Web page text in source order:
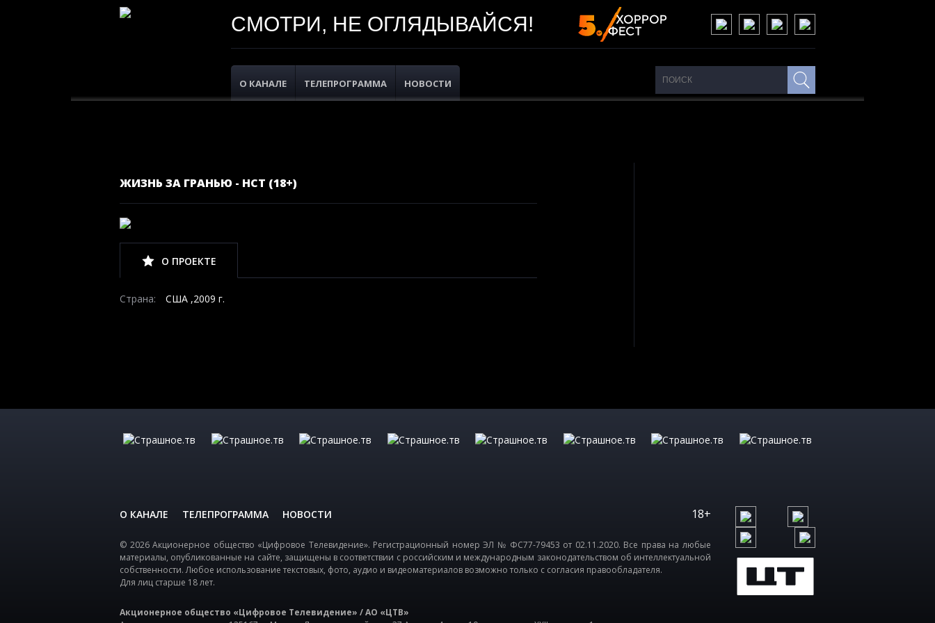
СМОТРИ, НЕ ОГЛЯДЫВАЙСЯ!
О КАНАЛЕ ТЕЛЕПРОГРАММА НОВОСТИ
ЖИЗНЬ ЗА ГРАНЬЮ - НСТ (18+)
О ПРОЕКТЕ
Страна: США ,2009 г.
О КАНАЛЕ ТЕЛЕПРОГРАММА НОВОСТИ 18+
© 2026 Акционерное общество «Цифровое Телевидение». Регистрационный номер ЭЛ № ФС77-79453 от 02.11.2020. Все права на любые
материалы, опубликованные на сайте, защищены в соответствии с российским и международным законодательством об интеллектуальной
собственности. Любое использование текстовых, фото, аудио и видеоматериалов возможно только с согласия правообладателя.
Для лиц старше 18 лет.
Акционерное общество «Цифровое Телевидение» / АО «ЦТВ»